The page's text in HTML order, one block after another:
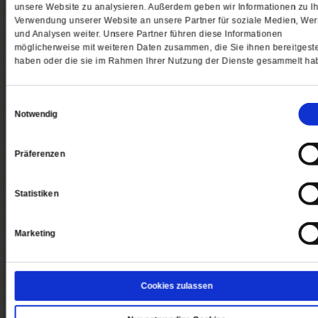
unsere Website zu analysieren. Außerdem geben wir Informationen zu
Verwendung unserer Website an unsere Partner für soziale Medien,
und Analysen weiter. Unsere Partner führen diese Informationen
möglicherweise mit weiteren Daten zusammen, die Sie ihnen
haben oder die sie im Rahmen Ihrer Nutzung der Dienste gesammelt
Notwendig
Präferenzen
Statistiken
Marketing
Cookies zulassen
Ja, ich möchte dieses Angebot bestellen
Zahlungsart
Zusammenfassung meiner Bestellung
So erreichen Sie uns
Fax: 06171-7003-46
(Öffnet